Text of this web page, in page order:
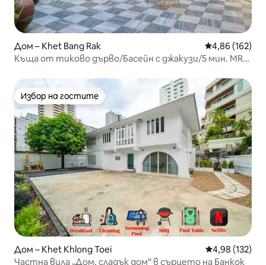
Дом – Khet Bang Rak Средна
4,86 (162)
Къща от тиково дърво/Басейн с джакузи/5 мин. MRT/
Избор на гостите
Избор на гостите
Дом – Khet Khlong Toei Средна
4,98 (132)
Частна вила „Дом, сладък дом“ в сърцето на Банкок